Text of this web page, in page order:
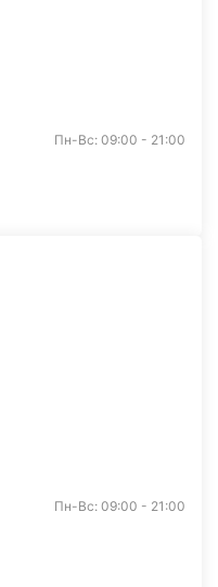
Пн-Вс: 09:00 - 21:00
Пн-Вс: 09:00 - 21:00